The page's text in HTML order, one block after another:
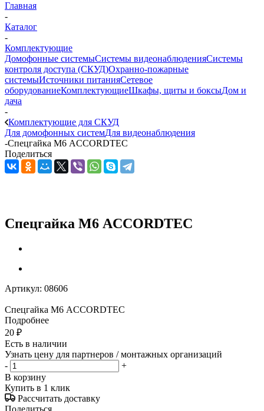
Главная
-
Каталог
-
Комплектующие
Домофонные системыСистемы видеонаблюденияСистемы
контроля доступа (СКУД)Охранно-пожарные
системыИсточники питанияСетевое
оборудованиеКомплектующиеШкафы, щиты и боксыДом и
дача
-
Комплектующие для СКУД
Для домофонных системДля видеонаблюдения
-Спецгайка М6 ACCORDTEC
Поделиться
Спецгайка М6 ACCORDTEC
Артикул: 08606
Спецгайка М6 ACCORDTEC
Подробнее
20 ₽
Есть в наличии
Узнать цену для партнеров / монтажных организаций
-
+
В корзину
Купить в 1 клик
Рассчитать доставку
Поделиться